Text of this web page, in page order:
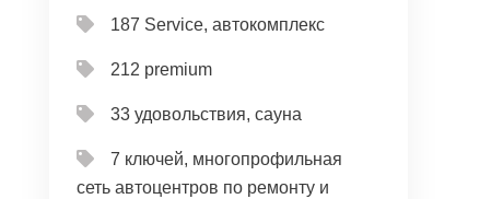
187 Service, автокомплекс
212 premium
33 удовольствия, сауна
7 ключей, многопрофильная
сеть автоцентров по ремонту и